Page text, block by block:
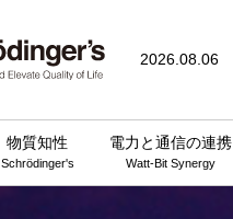
2026.08.06
物質知性
Schrödinger's
電力と通信の連携
Watt-Bit Synergy